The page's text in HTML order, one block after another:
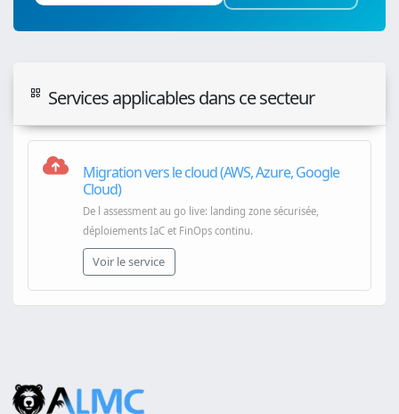
Services applicables dans ce secteur
Migration vers le cloud (AWS, Azure, Google
Cloud)
De l assessment au go live: landing zone sécurisée,
déploiements IaC et FinOps continu.
Voir le service